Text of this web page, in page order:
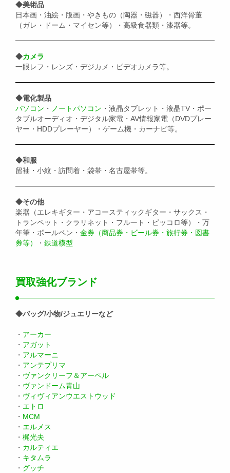
◆美術品
日本画・油絵・版画・やきもの（陶器・磁器）・西洋骨董
（ガレ・ドーム・マイセン等）・高級食器類・漆器等。
◆カメラ
一眼レフ・レンズ・デジカメ・ビデオカメラ等。
◆電化製品
パソコン ・ ノートパソコン ・液晶タブレット・液晶TV・ポー
タブルオーディオ・デジタル家電・AV情報家電（DVDプレー
ヤー・HDDプレーヤー）・ゲーム機・カーナビ等。
◆和服
留袖・小紋・訪問着・袋帯・名古屋帯等。
◆その他
楽器（エレキギター・アコースティックギター・サックス・
トランペット・クラリネット・フルート・ピッコロ等）・万
年筆・ボールペン・ 金券（商品券・ビール券・旅行券・図書
券等）
・ 鉄道模型
買取強化ブランド
◆バッグ/小物/ジュエリーなど
・ アーカー
・ アガット
・ アルマーニ
・ アンテプリマ
・ ヴァンクリーフ＆アーペル
・ ヴァンドーム青山
・ ヴィヴィアンウエストウッド
・ エトロ
・ MCM
・ エルメス
・ 梶光夫
・ カルティエ
・ キタムラ
・ グッチ